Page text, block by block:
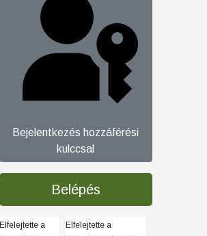
Bejelentkezés hozzáférési
kulccsal
Belépés
Elfelejtette a
Elfelejtette a